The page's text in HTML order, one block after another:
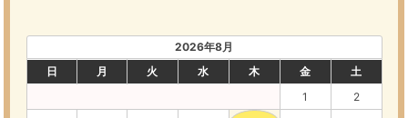
2026年8月
日
月 火 水 木 金
土
1
2